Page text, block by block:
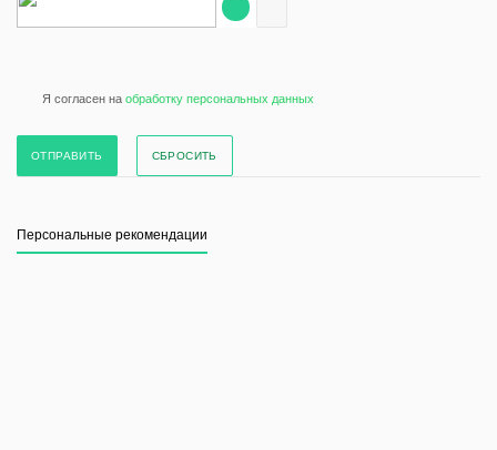
Я согласен на обработку персональных данных
СБРОСИТЬ
Персональные рекомендации